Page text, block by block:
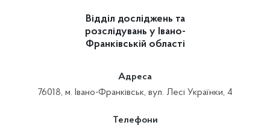
Відділ досліджень та
розслідувань у Івано-
Франківській області
Адреса
76018, м. Івано-Франківськ, вул. Лесі Українки, 4
Телефони